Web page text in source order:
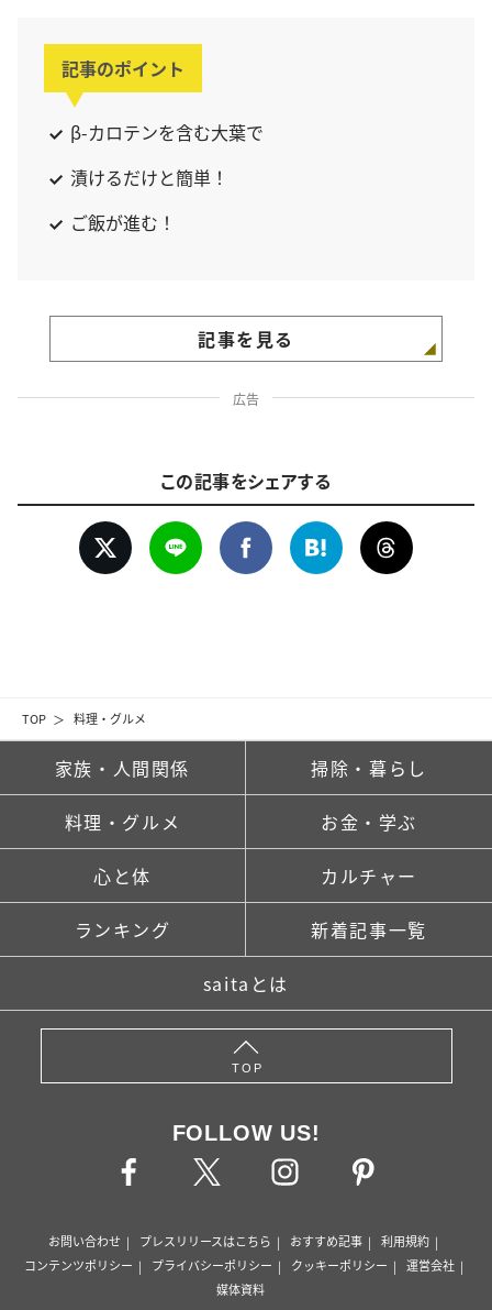
TOP 料理・グルメ
記事のポイント
β-カロテンを含む大葉で
漬けるだけと簡単！
ご飯が進む！
記事を見る
広告
この記事をシェアする
家族・人間関係 掃除・暮らし
料理・グルメ お金・学ぶ
心と体 カルチャー
ランキング 新着記事一覧
saitaとは
TOP
FOLLOW US!
お問い合わせ プレスリリースはこちら おすすめ記事
利用規約
コンテンツポリシー
プライバシーポリシー クッキーポリシー
運営会社
媒体資料